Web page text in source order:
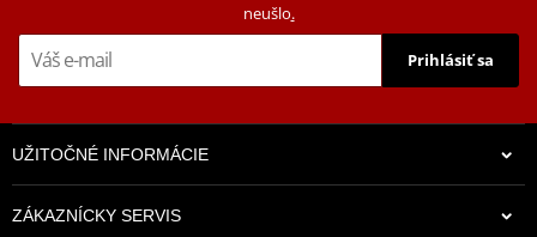
PDF Mounting sheet – montážní list
Výrobca
SHAD
Môže byť použité s
akýkoľvek SHAD vrchný kufor.
neušlo.
Prihlásiť sa
UŽITOČNÉ INFORMÁCIE
ZÁKAZNÍCKY SERVIS